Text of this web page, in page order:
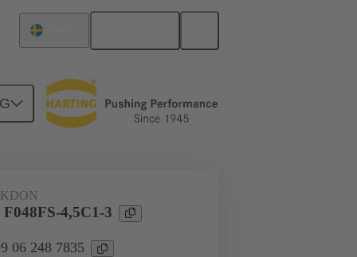
till dotterkort 09 06 248 7835
4,5C1-3
06 248 7835